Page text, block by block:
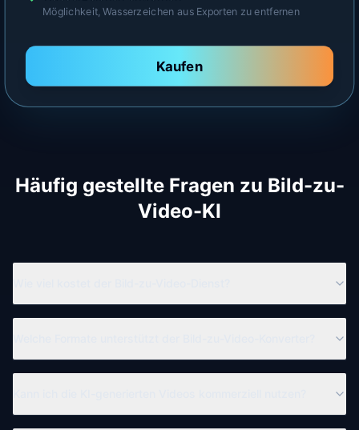
Möglichkeit, Wasserzeichen aus Exporten zu entfernen
Kaufen
Häufig gestellte Fragen zu Bild-zu-
Video-KI